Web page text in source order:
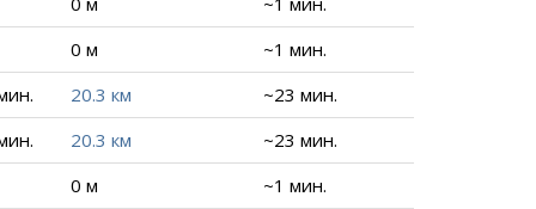
0 м
~1 мин.
20.3 км
~23 мин.
20.3 км
~23 мин.
0 м
~1 мин.